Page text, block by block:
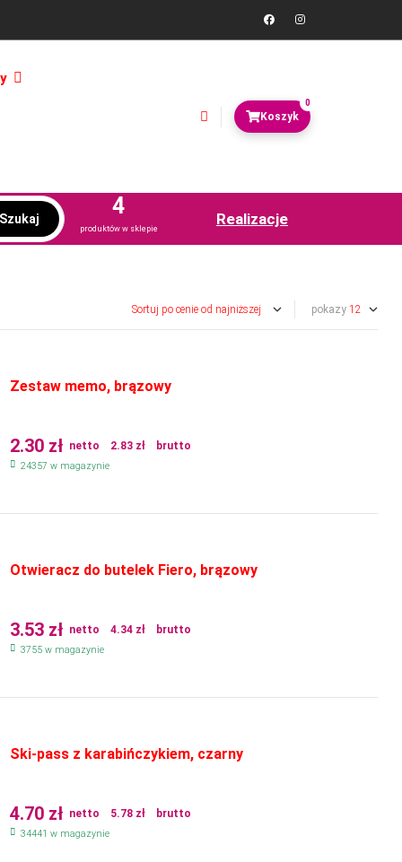
0
Szukaj
produktów w sklepie
4 Realizacje
pokazy
Zestaw memo, brązowy
2.30 zł netto 2.83 zł brutto
24357 w magazynie
Otwieracz do butelek Fiero, brązowy
3.53 zł netto 4.34 zł brutto
3755 w magazynie
Ski-pass z karabińczykiem, czarny
4.70 zł netto 5.78 zł brutto
34441 w magazynie